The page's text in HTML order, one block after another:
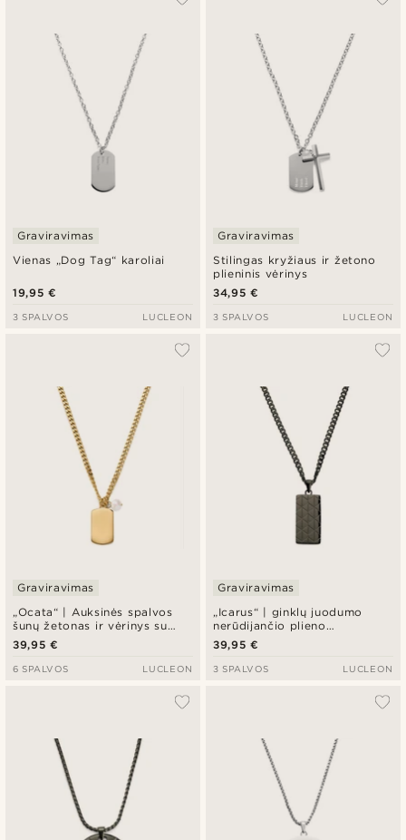
Vienas „Dog Tag“ karoliai
Graviravimas
19,95 €
3 SPALVOS LUCLEON
Stilingas kryžiaus ir žetono
plieninis vėrinys
Graviravimas
34,95 €
3 SPALVOS LUCLEON
„Ocata“ | Auksinės spalvos
šunų žetonas ir vėrinys su
perlu
Graviravimas
39,95 €
6 SPALVOS LUCLEON
„Icarus“ | ginklų juodumo
nerūdijančio plieno
geometrinių raštų karininko
žetonų vėrinys
Graviravimas
39,95 €
3 SPALVOS LUCLEON